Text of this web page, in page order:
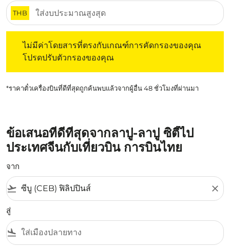
THB
ไม่มีค่าโดยสารที่ตรงกับเกณฑ์การคัดกรองของคุณ
โปรดปรับตัวกรองของคุณ
*ราคาตั๋วเครื่องบินที่ดีที่สุดถูกค้นพบแล้วจากผู้อื่น 48 ชั่วโมงที่ผ่านมา
ข้อเสนอที่ดีที่สุดจากลาปู-ลาปู ซิตี้ไป
ประเทศจีนกับเที่ยวบิน การบินไทย
จาก
flight_takeoff close
สู่
flight_land